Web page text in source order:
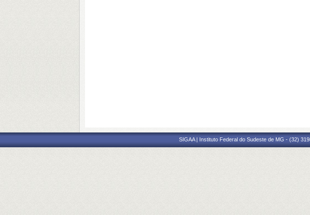
SIGAA | Instituto Federal do Sudeste de MG - (32)